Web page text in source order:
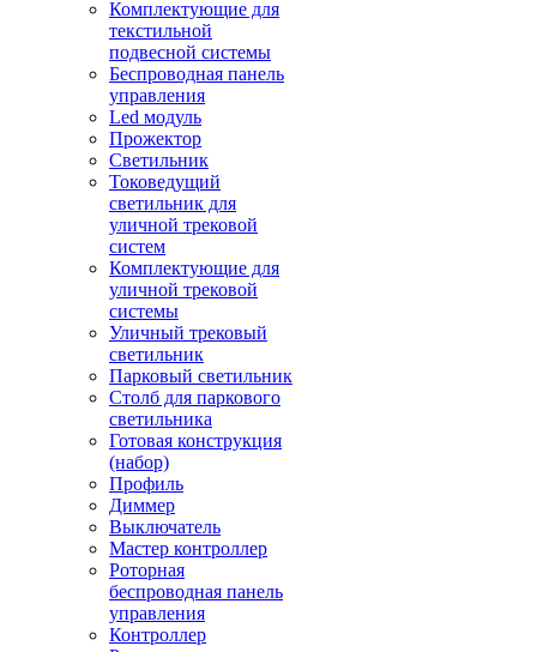
Комплектующие для
текстильной
подвесной системы
Беспроводная панель
управления
Led модуль
Прожектор
Светильник
Токоведущий
светильник для
уличной трековой
систем
Комплектующие для
уличной трековой
системы
Уличный трековый
светильник
Парковый светильник
Столб для паркового
светильника
Готовая конструкция
(набор)
Профиль
Диммер
Выключатель
Мастер контроллер
Роторная
беспроводная панель
управления
Контроллер